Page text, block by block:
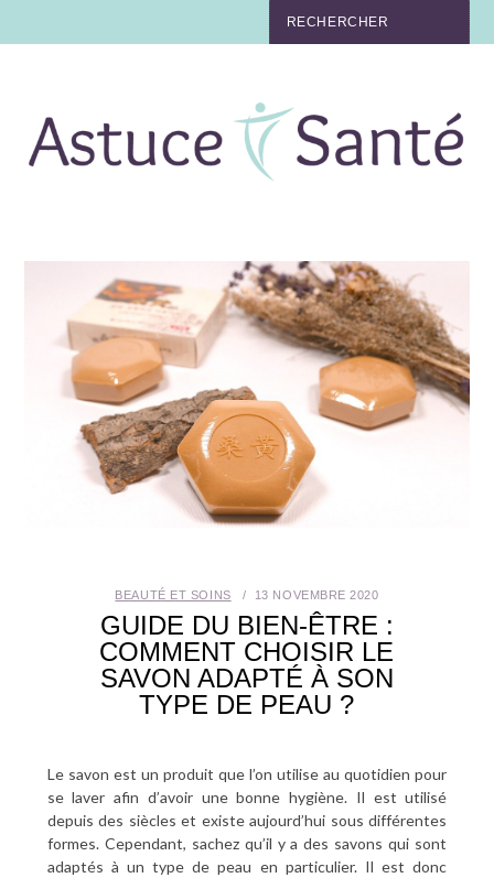
TABAC
NUTRITION
MÉDECINE
MÉDECINE DOUCE
BIEN-ÊTRE
SANTÉ BUCCO-DENTAIRE
BEAUTÉ ET SOINS 13 NOVEMBRE 2020
GUIDE DU BIEN-ÊTRE :
COMMENT CHOISIR LE
SAVON ADAPTÉ À SON
TYPE DE PEAU ?
Le savon est un produit que l’on utilise au quotidien pour
se laver afin d’avoir une bonne hygiène. Il est utilisé
depuis des siècles et existe aujourd’hui sous différentes
formes. Cependant, sachez qu’il y a des savons qui sont
adaptés à un type de peau en particulier. Il est donc